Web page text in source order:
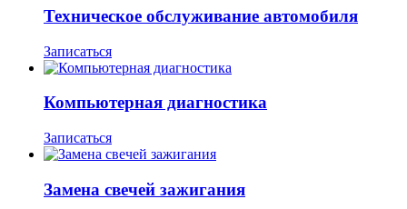
Техническое обслуживание автомобиля
Записаться
Компьютерная диагностика
Записаться
Замена свечей зажигания